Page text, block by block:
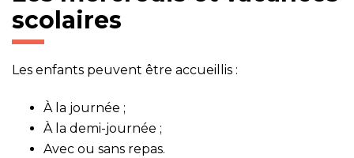
scolaires
Les enfants peuvent être accueillis :
À la journée ;
À la demi-journée ;
Avec ou sans repas.